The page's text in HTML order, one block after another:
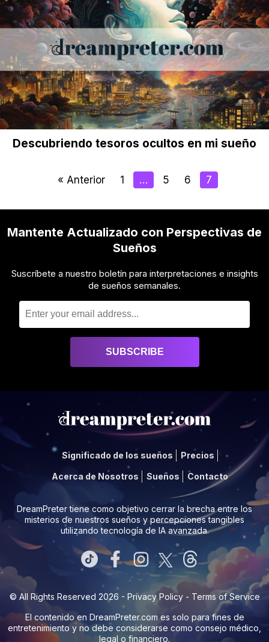
Descubriendo tesoros ocultos en mi sueño
« Anterior 1 … 5 6 7
Mantente Actualizado con Perspectivas de
Sueños
Suscríbete a nuestro boletín para interpretaciones e insights
de sueños semanales.
Significado de los sueños Precios
Acerca de Nosotros Sueños Contacto
DreamPreter tiene como objetivo cerrar la brecha entre los
misterios de nuestros sueños y percepciones tangibles
utilizando tecnología de IA avanzada.
© All Rights Reserved 2026 - Privacy Policy- Terms of Service
El contenido en DreamPreter.com es solo para fines de
entretenimiento y no debe considerarse como consejo médico,
legal o financiero.